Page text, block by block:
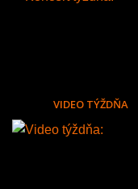
VIDEO TÝŽDŇA